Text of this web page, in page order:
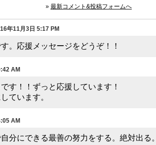
» 最新コメント&投稿フォームへ
年11月3日 5:17 PM
。応援メッセージをどうぞ！！
AM
す！！ずっと応援しています！
ています。
AM
分にできる最善の努力をする。絶対出る。